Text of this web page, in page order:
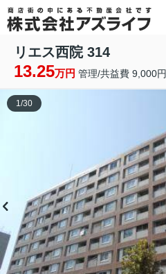
リエス西院 314
13.25万円 管理/共益費 9,000円
1/30